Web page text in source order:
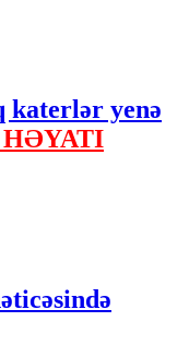
katerlər yenə
HƏYATI